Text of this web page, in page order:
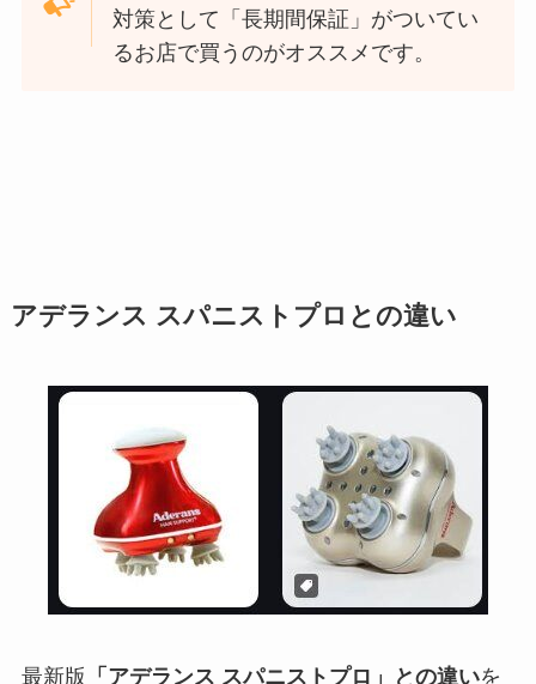
対策として「長期間保証」がついてい
るお店で買うのがオススメです。
アデランス スパニストプロとの違い
最新版 「アデランス スパニストプロ」との違いを